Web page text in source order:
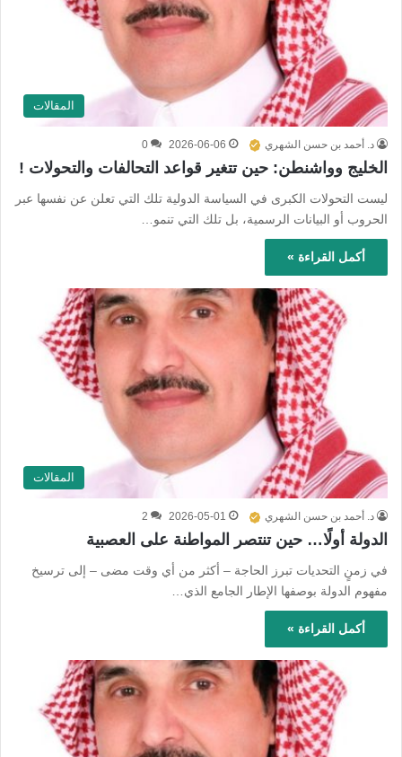
المقالات
د. أحمد بن حسن الشهري 2026-06-06
0
الخليج وواشنطن: حين تتغير قواعد التحالفات والتحولات !
ليست التحولات الكبرى في السياسة الدولية تلك التي تعلن عن نفسها عبر
الحروب أو البيانات الرسمية، بل تلك التي تنمو…
أكمل القراءة »
المقالات
د. أحمد بن حسن الشهري 2026-05-01
2
الدولة أولًا… حين تنتصر المواطنة على العصبية
في زمنٍ التحديات تبرز الحاجة – أكثر من أي وقت مضى – إلى ترسيخ
مفهوم الدولة بوصفها الإطار الجامع الذي…
أكمل القراءة »